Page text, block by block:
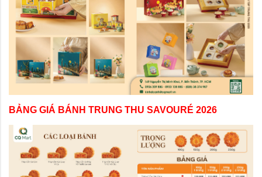
BẢNG GIÁ BÁNH TRUNG THU SAVOURÉ 2026